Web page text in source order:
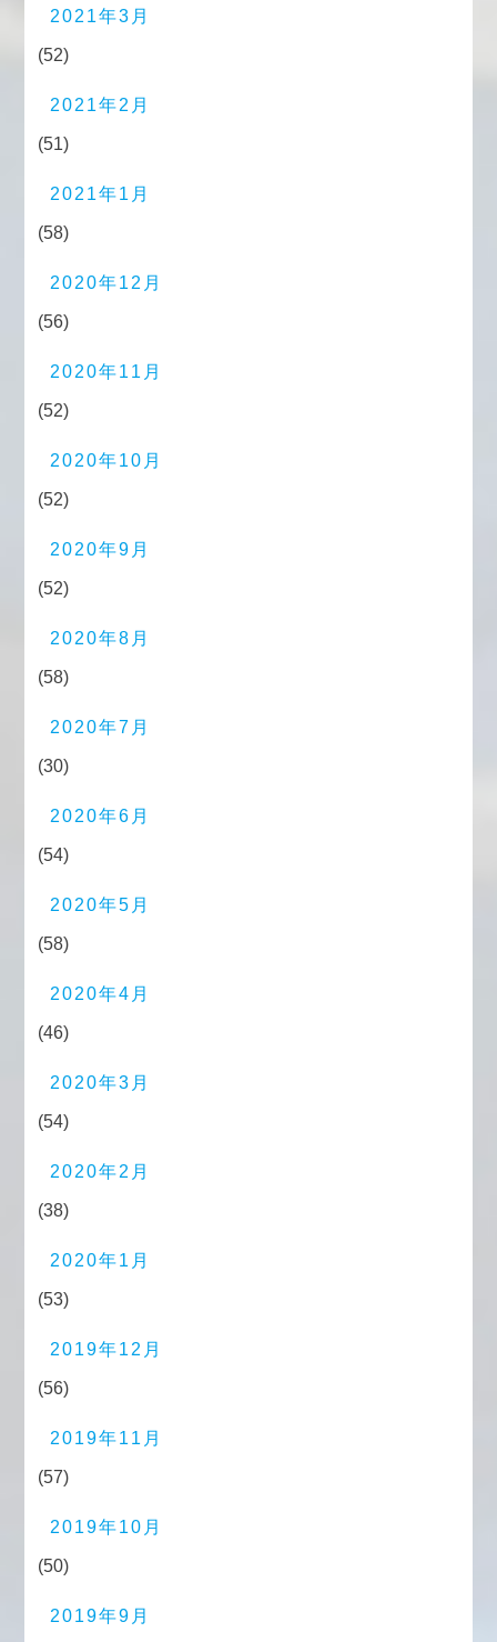
2021年3月
(52)
2021年2月
(51)
2021年1月
(58)
2020年12月
(56)
2020年11月
(52)
2020年10月
(52)
2020年9月
(52)
2020年8月
(58)
2020年7月
(30)
2020年6月
(54)
2020年5月
(58)
2020年4月
(46)
2020年3月
(54)
2020年2月
(38)
2020年1月
(53)
2019年12月
(56)
2019年11月
(57)
2019年10月
(50)
2019年9月